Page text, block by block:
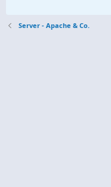
Server - Apache & Co.